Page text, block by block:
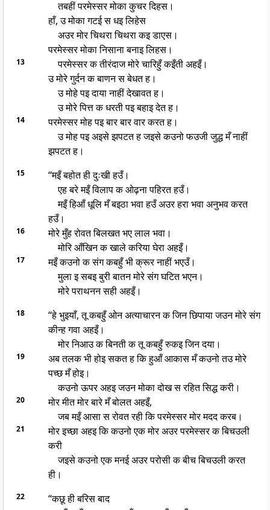
तबहीं परमेस्सर मोका कुचर दिहस।
हाँ, उ मोका गटई स धइ लिहेस
अउर मोर चिथरा चिथरा कइ डाएस।
परमेस्सर मोका निसाना बनाइ लिहस।
13
परमेस्सर क तीरंदाज मोरे चारिहुँ कइँती अहइँ।
उ मोरे गुर्दन क बाणन स बेधत ह।
उ मोहे पइ दाया नाहीं देखावत ह।
उ मोरे पित्त क धरती पइ बहाइ देत ह।
14
परमेस्सर मोह पइ बार बार वार करत ह।
उ मोह पइ अइसे झपटत ह जइसे कउनो फउजी जुद्ध मँ नाहीं
झपटत ह।
15
“मइँ बहोत ही दुःखी हउँ।
एह बरे मइँ विलाप क ओढ़ना पहिरत हउँ।
मइँ हिआँ धूलि मँ बइठा भवा हउँ अउर हरा भवा अनुभव करत
हउँ।
16
मोरे मुँह रोवत बिलखत भए लाल भवा।
मोरि आँखिन क खाले करिया घेरा अहइँ।
17
मइँ कउनो क संग कबहुँ भी क्रूर नाहीं भएउँ।
मुला इ सबइ बुरी बातन मोरे संग घटित भएन।
मोरे पराथनन सही अहइँ।
18
“हे भुइयाँ, तू कबहुँ ओन अत्याचारन क जिन छिपाया जउन मोरे संग
कीन्ह गवा अहइँ।
मोर निआउ क बिनती क तू कबहुँ रुकइ जिन दया।
19
अब तलक भी होइ सकत ह कि हुआँ आकास मँ कउनो तउ मोरे
पच्छ मँ होइ।
कउनो ऊपर अहइ जउन मोका दोख स रहित सिद्ध करी।
20
मोर मीत मोर बारे मँ बोलत अहइँ,
जब मइँ आसा स रोवत रही कि परमेस्सर मोर मदद करब।
21
मोर इच्छा अहइ कि कउनो एक मोर अउर परमेस्सर क बिचउली
करी
जइसे कउनो एक मनई अउर परोसी क बीच बिचउली करत
ही।
22
“कछू ही बरिस बाद